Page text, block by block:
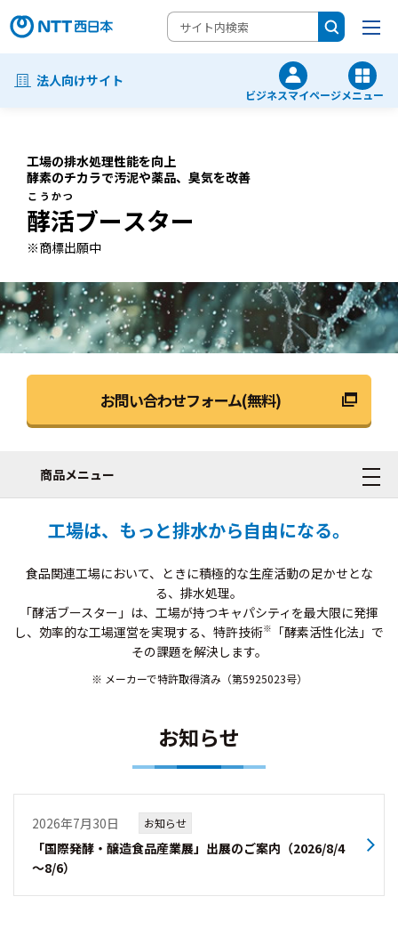
法人向けサイト
ビジネスマイページメニュー
工場の排水処理性能を向上
酵素のチカラで汚泥や薬品、臭気を改善
酵活
こうかつ
ブースター
※商標出願中
お問い合わせフォーム(無料)
商品メニュー
工場は、もっと排水から自由になる。
食品関連工場において、ときに積極的な生産活動の足かせとな
る、排水処理。
「酵活ブースター」は、工場が持つキャパシティを最大限に発揮
し、効率的な工場運営を実現する、特許技術※
「酵素活性化法」で
その課題を解決します。
メーカーで特許取得済み（第5925023号）
お知らせ
2026年7月30日 お知らせ
「国際発酵・醸造食品産業展」出展のご案内（2026/8/4
～8/6）